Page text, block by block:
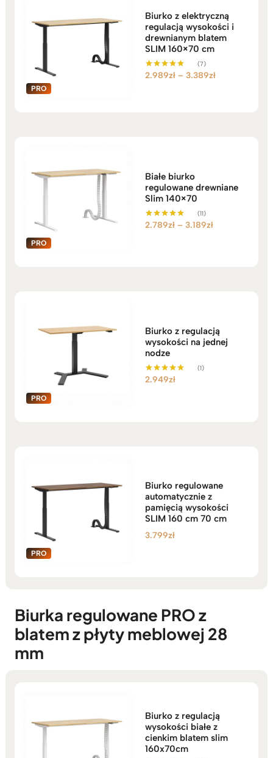
Biurko z elektryczną
regulacją wysokości i
drewnianym blatem
SLIM 160×70 cm
Oceniono
(7)
2.989zł – 3.389złZakres
Białe biurko
regulowane drewniane
Slim 140×70
Oceniono
(11)
2.789zł – 3.189złZakres
Biurko z regulacją
wysokości na jednej
nodze
Oceniono
(1)
2.949zł
Biurko regulowane
automatycznie z
pamięcią wysokości
SLIM 160 cm 70 cm
3.799zł
Biurka regulowane PRO z
blatem z płyty meblowej 28
mm
Biurko z regulacją
wysokości białe z
cienkim blatem slim
160x70cm